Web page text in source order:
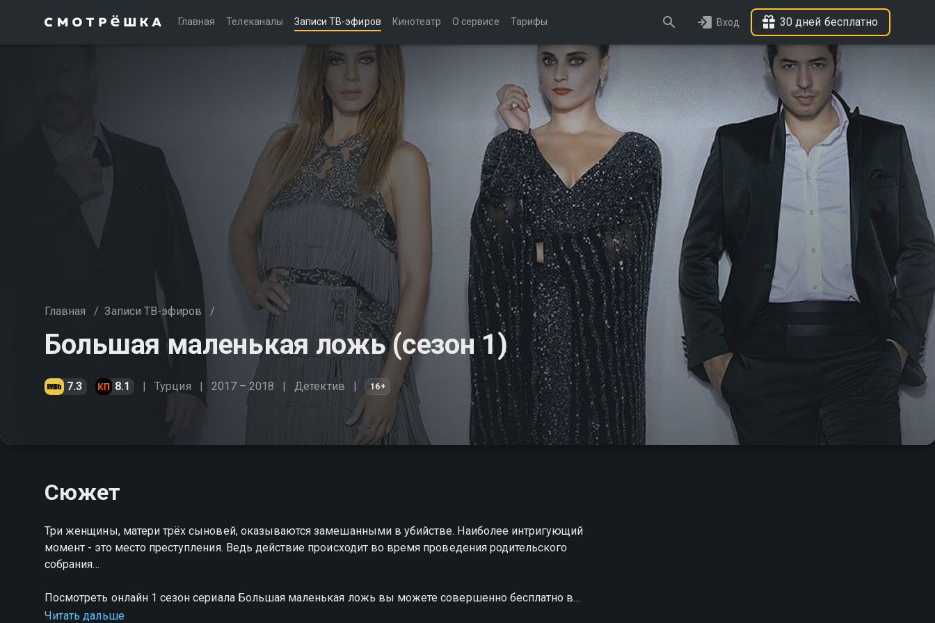
Главная Телеканалы Записи ТВ-эфиров Кинотеатр О сервисе Тарифы Вход 30 дней бесплатно
Главная / Записи ТВ-эфиров /
Большая маленькая ложь (сезон 1)
7.3 8.1 Турция 2017 – 2018 Детектив 16+
Сюжет
Три женщины, матери трёх сыновей, оказываются замешанными в убийстве. Наиболее интригующий
момент - это место преступления. Ведь действие происходит во время проведения родительского
собрания…
Посмотреть онлайн 1 сезон сериала Большая маленькая ложь вы можете совершенно бесплатно в
хорошем HD качестве на Смотрёшке
Читать дальше